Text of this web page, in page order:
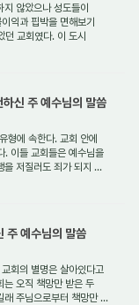
지 않았으나 성도들이
익과 핍박을 면해보기
던 교회였다. 이 도시
신 주 예수님의 말씀
형에 속한다. 교회 안에
. 이들 교회들은 예수님을
을 저질러도 죄가 되지 ...
주 예수님의 말씀
회의 별명은 살아있다고
는 오직 책망만 받은 두
래 주님으로부터 책망만 ...